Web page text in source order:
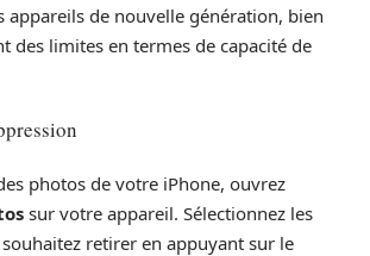
appareils de nouvelle génération, bien
des limites en termes de capacité de
photos de votre iPhone, ouvrez
sur votre appareil. Sélectionnez les
retirer en appuyant sur le